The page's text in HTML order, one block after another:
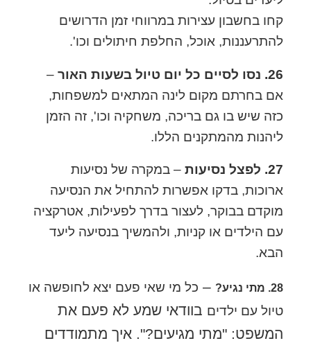
קחו בחשבון עצירות במרווחי זמן הדרושים
להתרעננות, אוכל, החלפת חיתולים וכו'.
26. נסו לסיים כל יום טיול בשעות האור
–
אם בחרתם מקום לינה המתאים למשפחות,
כזה שיש בו גם בריכה, משחקיה וכו', זה הזמן
ליהנות מהמתקנים הללו.
27. לפצל נסיעות
– במקרה של נסיעות
ארוכות, בדקו אפשרות להתחיל את הנסיעה
מוקדם בבוקר, לעצור בדרך לפעילות, אטרקציה
עם הילדים או קניות, ולהמשיך בנסיעה ליעד
הבא.
28. מתי נגיע? – כל מי שאי פעם יצא לחופשה או
טיול עם ילדים בוודאי שמע לא פעם את
המשפט: "מתי מגיעים?". איך מתמודדים